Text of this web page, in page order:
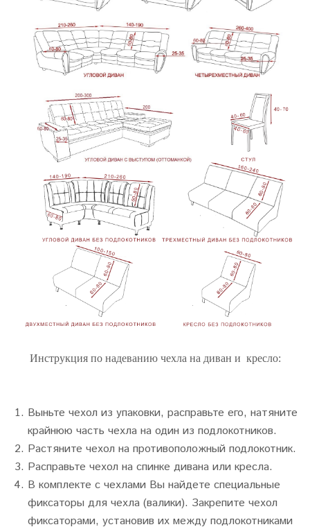
Инструкция по надеванию чехла на диван и кресло:
Выньте чехол из упаковки, расправьте его, натяните
крайнюю часть чехла на один из подлокотников.
Растяните чехол на противоположный подлокотник.
Расправьте чехол на спинке дивана или кресла.
В комплекте с чехлами Вы найдете специальные
фиксаторы для чехла (валики). Закрепите чехол
фиксаторами, установив их между подлокотниками